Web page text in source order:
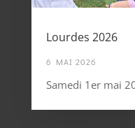
Lourdes 2026
6 MAI 2026
Samedi 1er mai